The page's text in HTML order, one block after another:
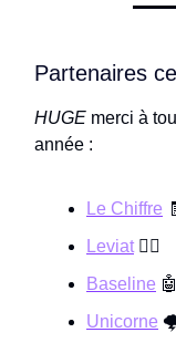
Partenaires
HUGE merci à
année :
Le Chiffre
Leviat👨‍⚖️
Baseline 🤖
Unicorne